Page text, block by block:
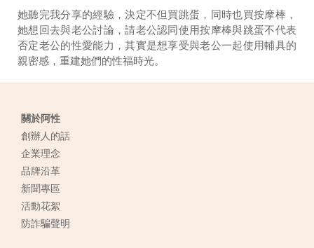
她聽完我分享的經驗，決定不但買跳蛋，同時也買按摩棒，
她想回去與老公討論，請老公認同使用按摩棒與跳蛋不代表
否定老公的性愛能力，其實是想享受與老公一起使用輔具的
親密感，重建她們的性福時光。
關於阿性
創辦人的話
企業理念
品牌沿革
新聞專區
活動花絮
防詐騙聲明